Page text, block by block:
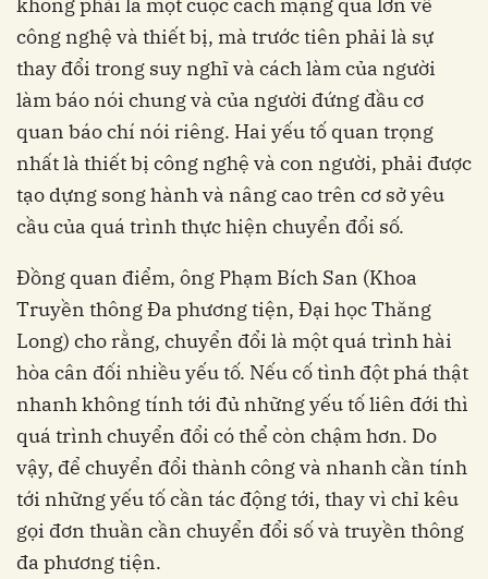
không phải là một cuộc cách mạng quá lớn về
công nghệ và thiết bị, mà trước tiên phải là sự
thay đổi trong suy nghĩ và cách làm của người
làm báo nói chung và của người đứng đầu cơ
quan báo chí nói riêng. Hai yếu tố quan trọng
nhất là thiết bị công nghệ và con người, phải được
tạo dựng song hành và nâng cao trên cơ sở yêu
cầu của quá trình thực hiện chuyển đổi số.
Đồng quan điểm, ông Phạm Bích San (Khoa
Truyền thông Đa phương tiện, Đại học Thăng
Long) cho rằng, chuyển đổi là một quá trình hài
hòa cân đối nhiều yếu tố. Nếu cố tình đột phá thật
nhanh không tính tới đủ những yếu tố liên đới thì
quá trình chuyển đổi có thể còn chậm hơn. Do
vậy, để chuyển đổi thành công và nhanh cần tính
tới những yếu tố cần tác động tới, thay vì chỉ kêu
gọi đơn thuần cần chuyển đổi số và truyền thông
đa phương tiện.